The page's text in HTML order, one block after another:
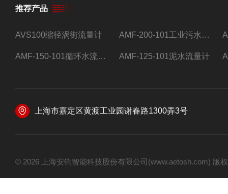
推荐产品
AVS100缩径涡街流量计 AMF-200-101工业污水流量计
AMF-150-101循环水流量计,电磁流量计 AMF-125-101泥水流量计
上海市嘉定区黄渡工业园谢春路1300弄3号
© 2026 上海安钧智能科技股份有限公司(www.aetosh.com)